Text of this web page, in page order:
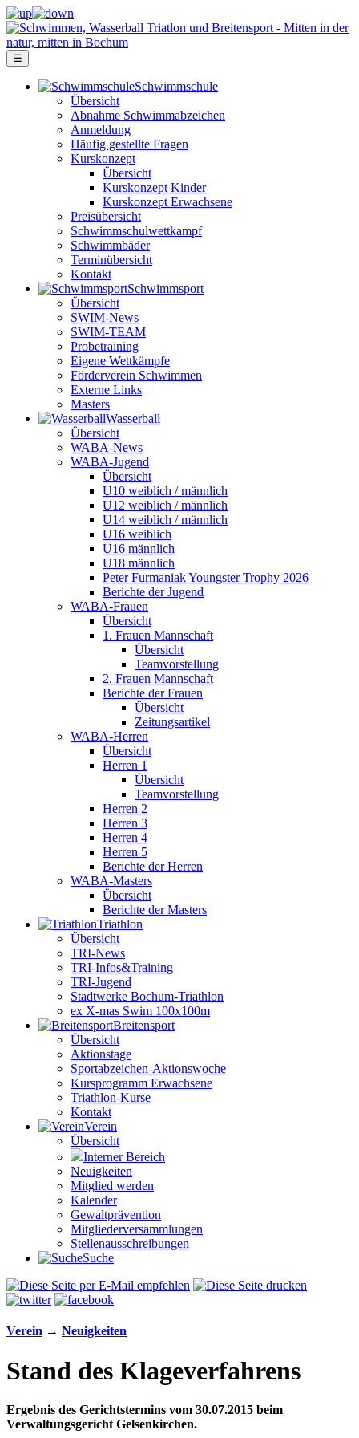
☰
Schwimm­schule
Übersicht
Ab­nah­me Schwimm­ab­zei­chen
Anmeldung
Häufig gestellte Fragen
Kurs­konzept
Übersicht
Kurskonzept Kinder
Kurskonzept Erwachsene
Preis­über­sicht
Schwimm­schul­wett­kampf
Schwimm­bäder
Terminübersicht
Kontakt
Schwimm­sport
Übersicht
SWIM-News
SWIM-TEAM
Probe­training
Eigene Wettkämpfe
Förderverein Schwimmen
Externe Links
Masters
Wasser­ball
Übersicht
WABA-News
WABA-Jugend
Übersicht
U10 weiblich / männlich
U12 weiblich / männlich
U14 weiblich / männlich
U16 weiblich
U16 männlich
U18 männlich
Peter Furmaniak Youngster Trophy 2026
Berichte der Jugend
WABA-Frauen
Übersicht
1. Frauen Mannschaft
Übersicht
Teamvorstellung
2. Frauen Mannschaft
Berichte der Frauen
Übersicht
Zeitungsartikel
WABA-Herren
Übersicht
Herren 1
Übersicht
Teamvorstellung
Herren 2
Herren 3
Herren 4
Herren 5
Berichte der Herren
WABA-Masters
Übersicht
Berichte der Masters
Triathlon
Übersicht
TRI-News
TRI-Infos&Training
TRI-Jugend
Stadtwerke Bochum-Triathlon
ex X-mas Swim 100x100m
Breiten­sport
Übersicht
Aktionstage
Sportabzeichen-Aktionswoche
Kursprogramm Erwachsene
Triathlon-Kurse
Kontakt
Verein
Übersicht
Interner Bereich
Neuigkeiten
Mitglied werden
Kalender
Gewaltprävention
Mitglieder­versammlungen
Stellen­aus­schrei­bungen
Suche
Verein → Neuigkeiten
Stand des Klageverfahrens
Ergebnis des Gerichtstermins vom 30.07.2015 beim
Verwaltungsgericht Gelsenkirchen.